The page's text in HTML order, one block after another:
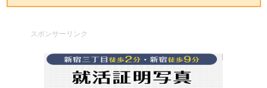
スポンサーリンク